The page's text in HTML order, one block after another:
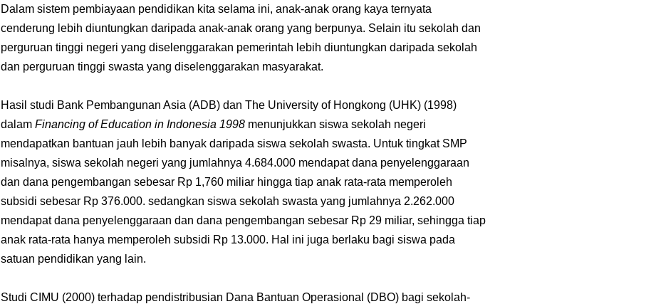
Dalam sistem pembiayaan pendidikan kita selama ini, anak-anak orang kaya ternyata
cenderung lebih diuntungkan daripada anak-anak orang yang berpunya. Selain itu sekolah dan
perguruan tinggi negeri yang diselenggarakan pemerintah lebih diuntungkan daripada sekolah
dan perguruan tinggi swasta yang diselenggarakan masyarakat.
Hasil studi Bank Pembangunan Asia (ADB) dan The University of Hongkong (UHK) (1998)
dalam Financing of Education in Indonesia 1998 menunjukkan siswa sekolah negeri
mendapatkan bantuan jauh lebih banyak daripada siswa sekolah swasta. Untuk tingkat SMP
misalnya, siswa sekolah negeri yang jumlahnya 4.684.000 mendapat dana penyelenggaraan
dan dana pengembangan sebesar Rp 1,760 miliar hingga tiap anak rata-rata memperoleh
subsidi sebesar Rp 376.000. sedangkan siswa sekolah swasta yang jumlahnya 2.262.000
mendapat dana penyelenggaraan dan dana pengembangan sebesar Rp 29 miliar, sehingga tiap
anak rata-rata hanya memperoleh subsidi Rp 13.000. Hal ini juga berlaku bagi siswa pada
satuan pendidikan yang lain.
Studi CIMU (2000) terhadap pendistribusian Dana Bantuan Operasional (DBO) bagi sekolah-